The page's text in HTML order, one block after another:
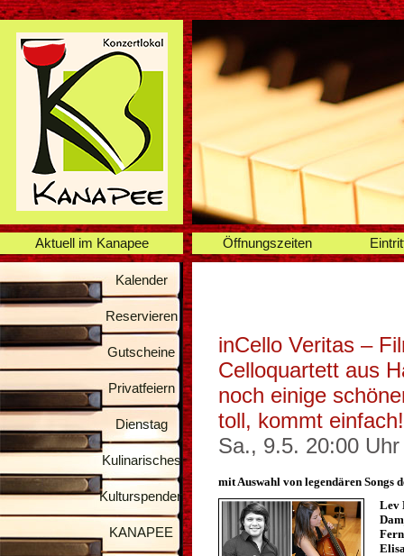
Aktuell im Kanapee Öffnungszeiten
Kalender
Reservieren
Gutscheine
Privatfeiern
Dienstag
Kulinarisches
Kulturspenden
KANAPEE
inCello Veritas –
Celloquartett aus
noch einige
toll, kommt einfach!
Sa., 9.5. 20:00 Uhr
mit Auswahl von legendären Songs
Lev